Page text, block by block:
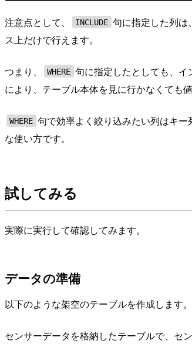
注意点として、 INCLUDE 句に指定した列は
ス上だけで行えます。
つまり、 WHERE 句に指定したとしても、
により、テーブル本体を見に行かなくても
WHERE 句で効率よく絞り込みたい列はキー
な使い方です。
試してみる
実際に実行して確認してみます。
データの準備
以下のような架空のテーブルを作成します。
センサーデータを格納したテーブルで、セ